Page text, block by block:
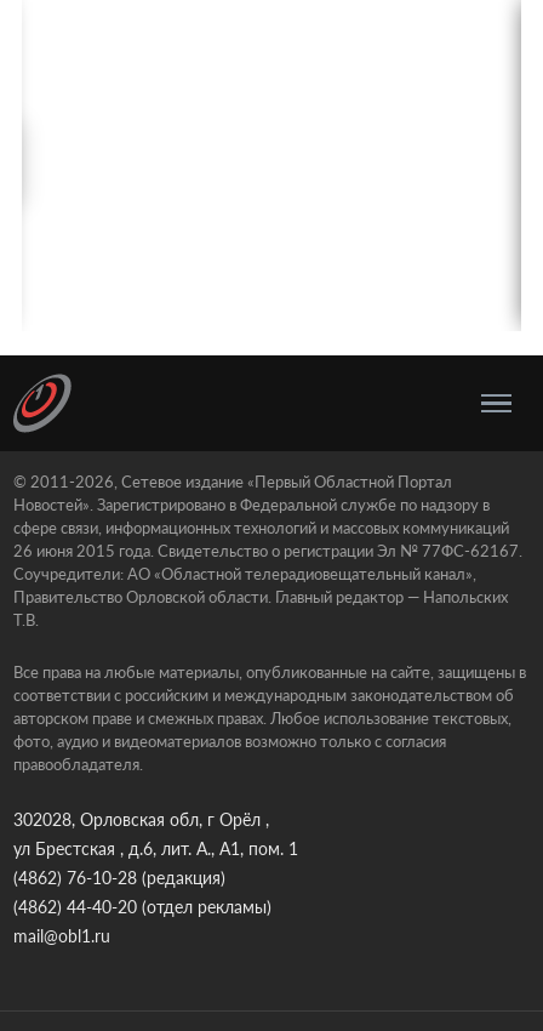
© 2011-2026, Сетевое издание «Первый Областной Портал
Новостей». Зарегистрировано в Федеральной службе по надзору в
сфере связи, информационных технологий и массовых коммуникаций
26 июня 2015 года. Свидетельство о регистрации Эл № 77ФС-62167.
Соучредители: АО «Областной телерадиовещательный канал»,
Правительство Орловской области. Главный редактор — Напольских
Т.В.
Все права на любые материалы, опубликованные на сайте, защищены в
соответствии с российским и международным законодательством об
авторском праве и смежных правах. Любое использование текстовых,
фото, аудио и видеоматериалов возможно только с согласия
правообладателя.
302028, Орловская обл, г Орёл ,
ул Брестская , д.6, лит. А., А1, пом. 1
(4862) 76-10-28(редакция)
(4862) 44-40-20(отдел рекламы)
mail@obl1.ru